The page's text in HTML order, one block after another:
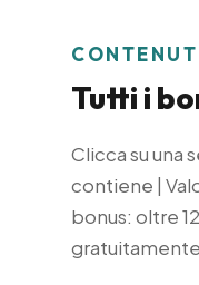
Tutti i
Clicca su una
contiene |
bonus: oltre